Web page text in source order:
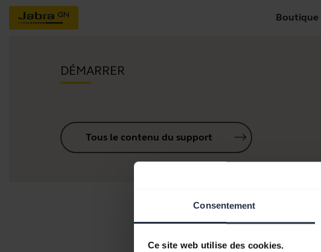
Consentement
Ce site web utilise des cookies.
Boutique
DÉMARRER
Tous le contenu du support